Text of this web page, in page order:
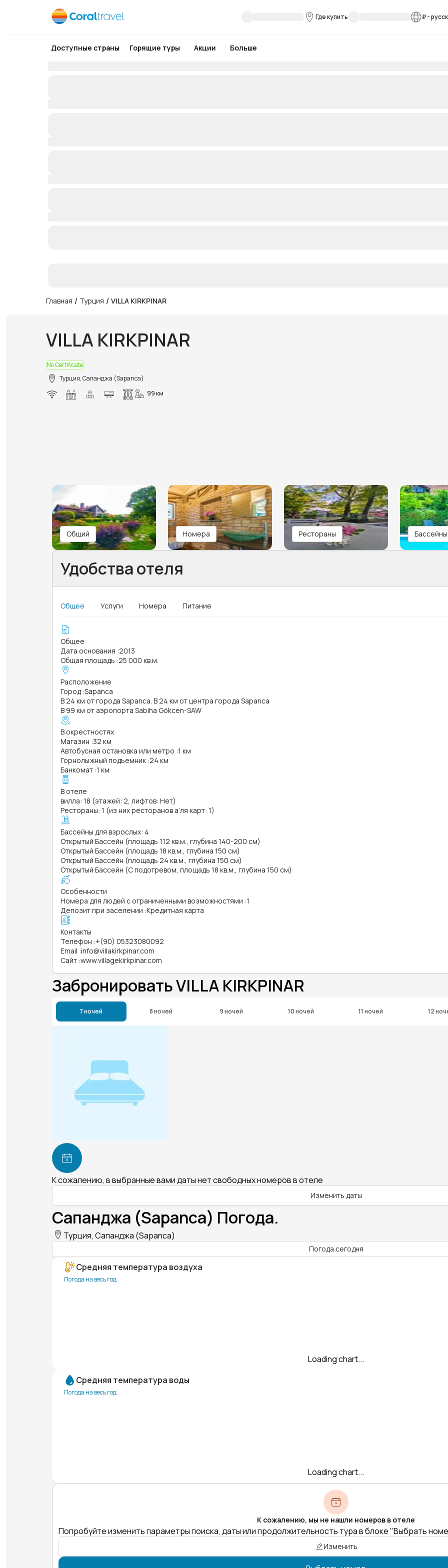
Где купить ₽-
Доступные страны Горящие туры Акции Больше
Главная / Турция / VILLA KIRKPINAR
VILLA KIRKPINAR
No Certificate
Турция, Сапанджа (Sapanca)
99 км
Общий Номера Рестораны Бассейны
Удобства отеля
Общее Услуги Номера Питание
Общее
Дата основания :2013
Общая площадь :25 000 кв.м.
Расположение
Город :Sapanca
В 24 км от города Sapanca. В 24 км от центра города Sapanca
В 99 км от аэропорта Sabiha Gökcen-SAW
В окрестностях
Магазин :32 км
Автобусная остановка или метро :1 км
Горнолыжный подъемник :24 км
Банкомат :1 км
В отеле
вилла: 18 (этажей: 2, лифтов: Нет)
Рестораны: 1 (из них ресторанов а’ля карт: 1)
Бассейны для взрослых: 4
Открытый Бассейн (площадь 112 кв.м., глубина 140-200 см)
Открытый Бассейн (площадь 18 кв.м., глубина 150 см)
Открытый Бассейн (площадь 24 кв.м., глубина 150 см)
Открытый Бассейн (С подогревом, площадь 18 кв.м., глубина 150 см)
Особенности
Номера для людей с ограниченными возможностями :1
Депозит при заселении :Кредитная карта
Контакты
Телефон :+(90) 05323080092
Email :info@villakirkpinar.com
Сайт :www.villagekirkpinar.com
Забронировать VILLA KIRKPINAR
7 ночей 8 ночей 9 ночей 10 ночей 11 ночей 12
К сожалению, в выбранные вами даты нет свободных номеров в отеле
Изменить даты
Сапанджа (Sapanca) Погода.
Турция, Сапанджа (Sapanca)
Погода сегодня
Средняя температура воздуха
Погода на весь год
Loading chart...
Средняя температура воды
Погода на весь год
Loading chart...
К сожалению, мы не нашли номеров в отеле
Попробуйте изменить параметры поиска, даты или продолжительность тура в блоке "Выбрать
Изменить